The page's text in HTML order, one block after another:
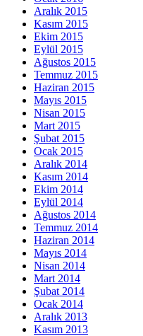
Aralık 2015
Kasım 2015
Ekim 2015
Eylül 2015
Ağustos 2015
Temmuz 2015
Haziran 2015
Mayıs 2015
Nisan 2015
Mart 2015
Şubat 2015
Ocak 2015
Aralık 2014
Kasım 2014
Ekim 2014
Eylül 2014
Ağustos 2014
Temmuz 2014
Haziran 2014
Mayıs 2014
Nisan 2014
Mart 2014
Şubat 2014
Ocak 2014
Aralık 2013
Kasım 2013